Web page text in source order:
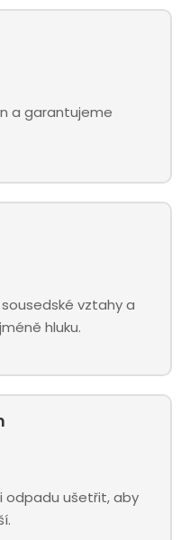
a garantujeme
vztahy a
hluku.
odpadu ušetřit, aby